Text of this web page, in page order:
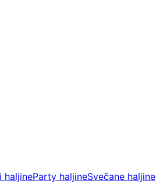
haljineParty haljineSvečane haljine